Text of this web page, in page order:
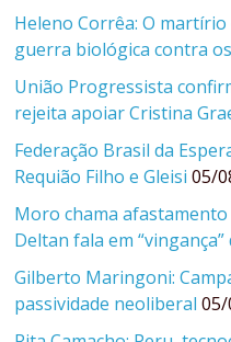
Heleno Corrêa: O martírio
guerra biológica contra
União Progressista
rejeita apoiar Cristina
Federação Brasil da
Requião Filho e Gleisi 05/
Moro chama afastamento
Deltan fala em “vingança”
Gilberto Maringoni:
passividade neoliberal